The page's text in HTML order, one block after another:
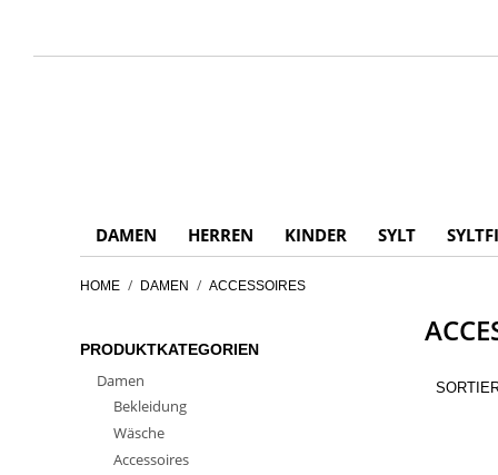
DAMEN HERREN KINDER SYLT
HOME / DAMEN / ACCESSOIRES
PRODUKTKATEGORIEN
Damen
Bekleidung
Wäsche
Accessoires